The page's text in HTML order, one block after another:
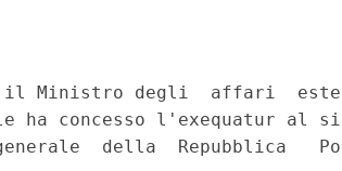
Ministro degli  affari
ha concesso l'exequatur al sig.
della  Repubblica